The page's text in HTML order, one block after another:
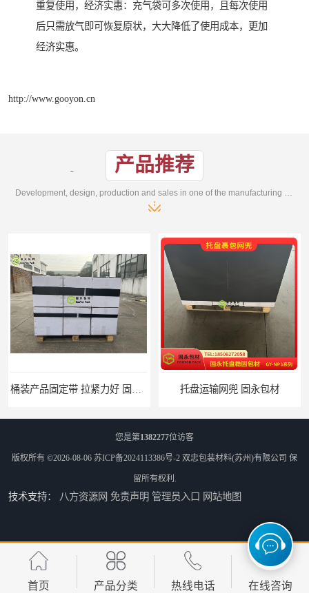
重复使用，经济实惠：充气袋可多次使用，且每次使用
后只需放气即可恢复原状，大大降低了使用成本，更加
经济实惠。
http://www.gooyon.cn
产品推荐
桶装产品固定带 拉紧力好 固永包材 托盘运输网兜 固永包材
托盘打包绑带 固永包材 托盘裹包布兜 固永包材
您是第1382277位访客
版权所有 ©2026-08-06 苏ICP备2024113386号-2 双忠包装材料(苏州)有限公司 保
留所有权利.
技术支持： 八方资源网 免责声明 管理员入口 网站地图
首页 产品分类 热线电话 在线咨询